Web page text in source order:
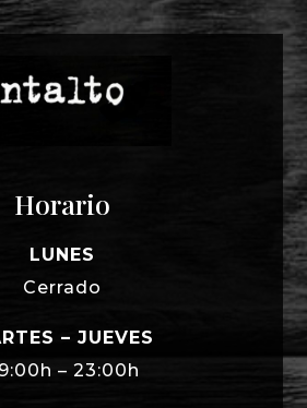
Horario
LUNES
Cerrado
– JUEVES
– 23:00h